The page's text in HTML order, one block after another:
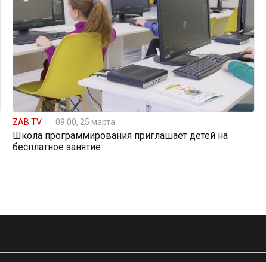
ZAB.TV 09:00, 25 марта
Школа программирования приглашает детей на
бесплатное занятие